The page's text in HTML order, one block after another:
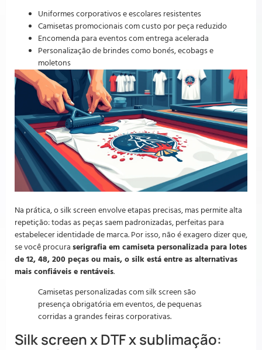
Uniformes corporativos e escolares resistentes
Camisetas promocionais com custo por peça reduzido
Encomenda para eventos com entrega acelerada
Personalização de brindes como bonés, ecobags e
moletons
Na prática, o silk screen envolve etapas precisas, mas permite alta
repetição: todas as peças saem padronizadas, perfeitas para
estabelecer identidade de marca. Por isso, não é exagero dizer que,
se você procura serigrafia em camiseta personalizada para lotes
de 12, 48, 200 peças ou mais, o silk está entre as alternativas
mais confiáveis e rentáveis.
Camisetas personalizadas com silk screen são
presença obrigatória em eventos, de pequenas
corridas a grandes feiras corporativas.
Silk screen x DTF x sublimação: